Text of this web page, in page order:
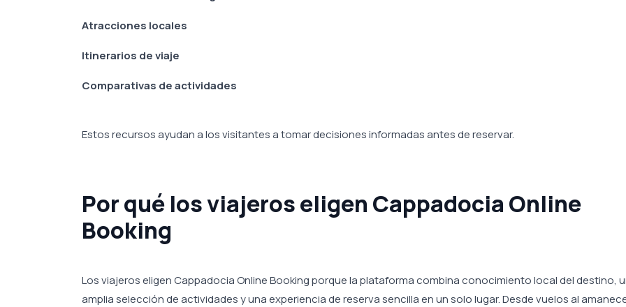
Atracciones locales
Itinerarios de viaje
Comparativas de actividades
Estos recursos ayudan a los visitantes a tomar decisiones informadas antes de reservar.
Por qué los viajeros eligen Cappadocia Online
Booking
Los viajeros eligen Cappadocia Online Booking porque la plataforma combina conocimiento local del destino,
amplia selección de actividades y una experiencia de reserva sencilla en un solo lugar. Desde vuelos al